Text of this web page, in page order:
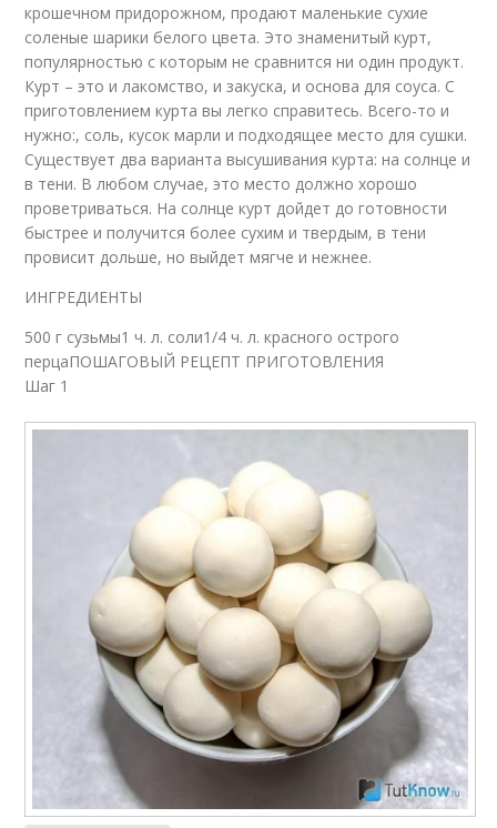
крошечном придорожном, продают маленькие сухие
соленые шарики белого цвета. Это знаменитый курт,
популярностью с которым не сравнится ни один продукт.
Курт – это и лакомство, и закуска, и основа для соуса. С
приготовлением курта вы легко справитесь. Всего-то и
нужно:, соль, кусок марли и подходящее место для сушки.
Существует два варианта высушивания курта: на солнце и
в тени. В любом случае, это место должно хорошо
проветриваться. На солнце курт дойдет до готовности
быстрее и получится более сухим и твердым, в тени
провисит дольше, но выйдет мягче и нежнее.
ИНГРЕДИЕНТЫ
500 г сузьмы1 ч. л. соли1/4 ч. л. красного острого
перцаПОШАГОВЫЙ РЕЦЕПТ ПРИГОТОВЛЕНИЯ
Шаг 1